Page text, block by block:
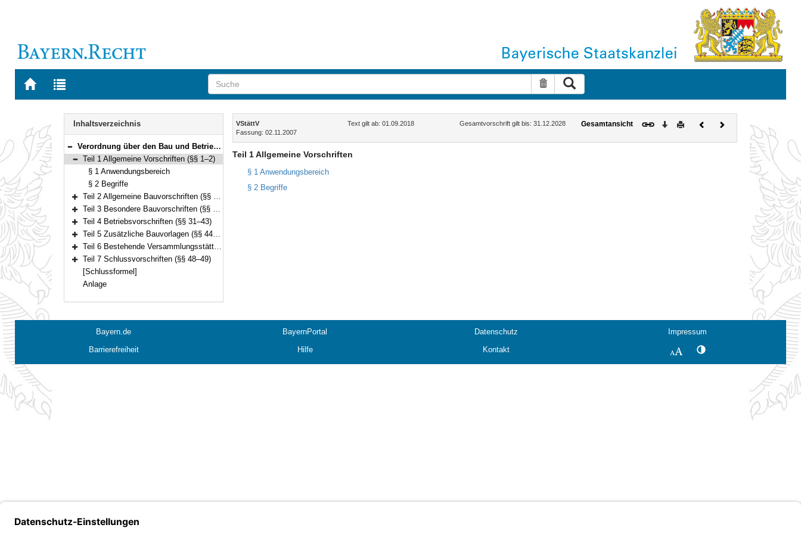
Zur
BAYERN.RECHT
Zur
letzten
Suche zurücksetzen
Navigation
Inhaltsverzeichnis
Bereich reduzieren
Verordnung über den Bau und Betrieb von Versammlungsstätten (Versammlungsstättenverordnung – VStättV) Vom 2. November 2007 (GVBl. S. 736) BayRS 2132-1-5-B (§§ 1–49)
Bereich reduzieren
Teil 1 Allgemeine Vorschriften (§§ 1–2)
§ 1 Anwendungsbereich
§ 2 Begriffe
Bereich erweitern
Teil 2 Allgemeine Bauvorschriften (§§ 3–21)
Bereich erweitern
Teil 3 Besondere Bauvorschriften (§§ 22–30)
Bereich erweitern
Teil 4 Betriebsvorschriften (§§ 31–43)
Bereich erweitern
Teil 5 Zusätzliche Bauvorlagen (§§ 44–45)
Bereich erweitern
Teil 6 Bestehende Versammlungsstätten (§§ 46–47)
Bereich erweitern
Teil 7 Schlussvorschriften (§§ 48–49)
[Schlussformel]
Anlage
Inhalt
VStättV Text gilt ab: 01.09.2018
Gesamtvorschrift gilt bis: 31.12.2028
Fassung: 02.11.2007
Gesamtansicht Download
DruckenVorherigesNächstes
Dokument
Teil 1 Allgemeine Vorschriften
§ 1 Anwendungsbereich
§ 2 Begriffe
Bayern.de BayernPortal Datenschutz
Impressum
Barrierefreiheit
Hilfe Kontakt SchriftgrößeKontrastwechsel